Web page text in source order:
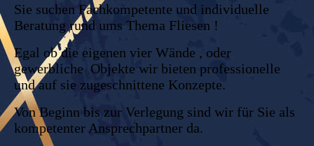
Sie suchen Fachkompetente und individuelle
Beratung rund ums Thema Fliesen !
Egal ob die eigenen vier Wände , oder
gewerbliche Objekte wir bieten professionelle
und auf sie zugeschnittene Konzepte.
Von Beginn bis zur Verlegung sind wir für Sie als
kompetenter Ansprechpartner da.